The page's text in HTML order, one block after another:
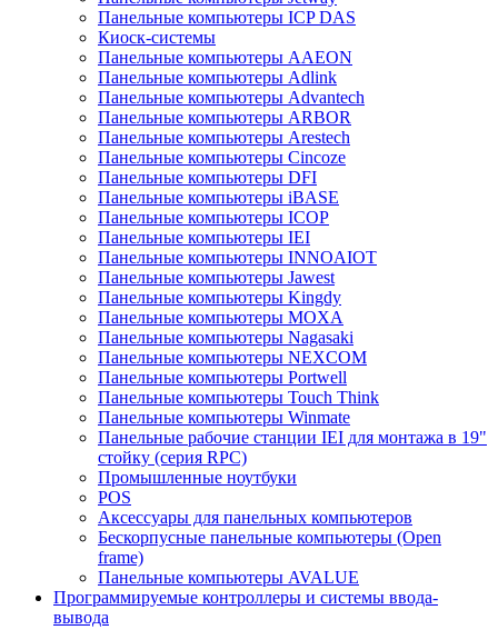
Панельные компьютеры ICP DAS
Киоск-системы
Панельные компьютеры AAEON
Панельные компьютеры Adlink
Панельные компьютеры Advantech
Панельные компьютеры ARBOR
Панельные компьютеры Arestech
Панельные компьютеры Cincoze
Панельные компьютеры DFI
Панельные компьютеры iBASE
Панельные компьютеры ICOP
Панельные компьютеры IEI
Панельные компьютеры INNOAIOT
Панельные компьютеры Jawest
Панельные компьютеры Kingdy
Панельные компьютеры MOXA
Панельные компьютеры Nagasaki
Панельные компьютеры NEXCOM
Панельные компьютеры Portwell
Панельные компьютеры Touch Think
Панельные компьютеры Winmate
Панельные рабочие станции IEI для монтажа в 19"
стойку (серия RPC)
Промышленные ноутбуки
POS
Аксессуары для панельных компьютеров
Бескорпусные панельные компьютеры (Open
frame)
Панельные компьютеры AVALUE
Программируемые контроллеры и системы ввода-
вывода